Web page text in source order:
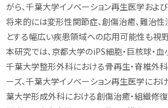
がら、千葉大学イノベーション再生医学およ
将来的には変形性関節症、創傷治癒、難治
とする幅広い疾患領域への応用可能性も視
本研究では、京都大学のiPS細胞・巨核球・
千葉大学整形外科における骨再生・脊椎外
ーズ、千葉大学イノベーション再生医学にお
葉大学形成外科における創傷治癒・組織修